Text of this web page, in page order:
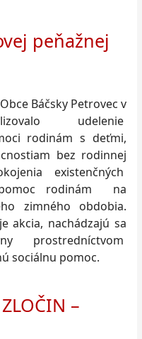
peňažnej
Báčsky Petrovec v
udelenie
rodinám s deťmi,
bez rodinnej
existenčných
rodinám na
zimného obdobia.
akcia, nachádzajú sa
prostredníctvom
sociálnu pomoc.
–